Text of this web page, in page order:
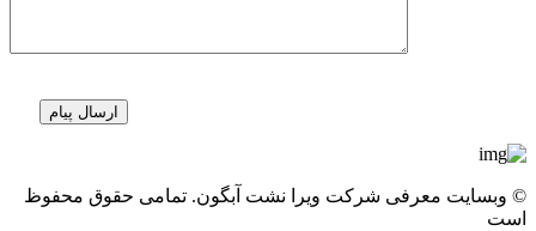
© وبسایت معرفی شرکت ویرا نشت آبگون. تمامی حقوق محفوظ
است